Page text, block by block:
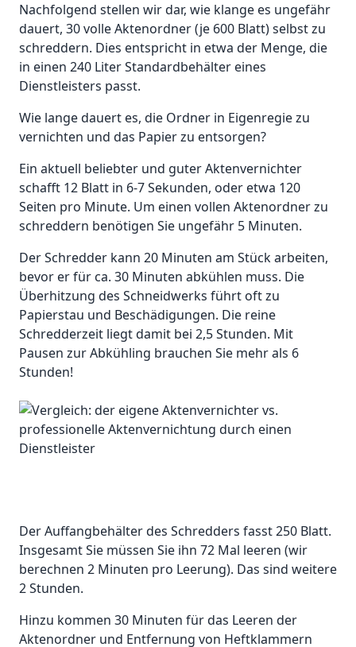
Nachfolgend stellen wir dar, wie klange es ungefähr
dauert, 30 volle Aktenordner (je 600 Blatt) selbst zu
schreddern. Dies entspricht in etwa der Menge, die
in einen 240 Liter Standardbehälter eines
Dienstleisters passt.
Wie lange dauert es, die Ordner in Eigenregie zu
vernichten und das Papier zu entsorgen?
Ein aktuell beliebter und guter Aktenvernichter
schafft 12 Blatt in 6-7 Sekunden, oder etwa 120
Seiten pro Minute. Um einen vollen Aktenordner zu
schreddern benötigen Sie ungefähr 5 Minuten.
Der Schredder kann 20 Minuten am Stück arbeiten,
bevor er für ca. 30 Minuten abkühlen muss. Die
Überhitzung des Schneidwerks führt oft zu
Papierstau und Beschädigungen. Die reine
Schredderzeit liegt damit bei 2,5 Stunden. Mit
Pausen zur Abkühling brauchen Sie mehr als 6
Stunden!
Der Auffangbehälter des Schredders fasst 250 Blatt.
Insgesamt Sie müssen Sie ihn 72 Mal leeren (wir
berechnen 2 Minuten pro Leerung). Das sind weitere
2 Stunden.
Hinzu kommen 30 Minuten für das Leeren der
Aktenordner und Entfernung von Heftklammern